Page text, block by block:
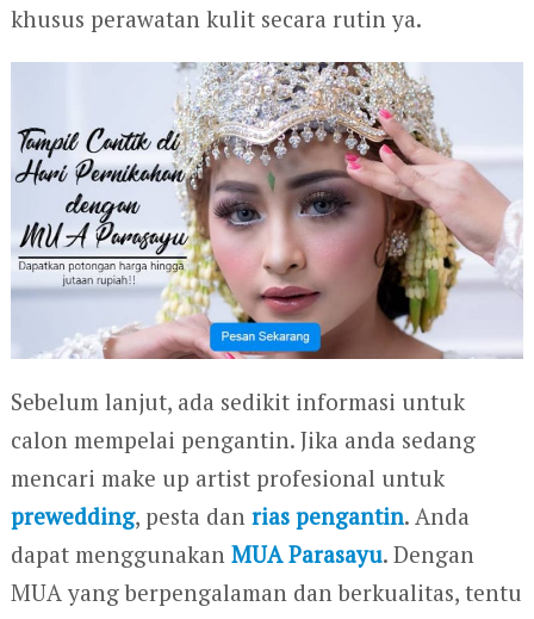
khusus perawatan kulit secara rutin ya.
Sebelum lanjut, ada sedikit informasi untuk
calon mempelai pengantin. Jika anda sedang
mencari make up artist profesional untuk
prewedding, pesta dan rias pengantin. Anda
dapat menggunakan MUA Parasayu. Dengan
MUA yang berpengalaman dan berkualitas, tentu